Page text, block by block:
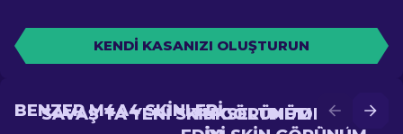
KENDI KASANIZI OLUŞTURUN
YÜKSELTME'DE DAHA
SAVAŞ'TA YENI SKIN GÖRÜNÜM ELDE
BENZER M4A4 SKINLERI